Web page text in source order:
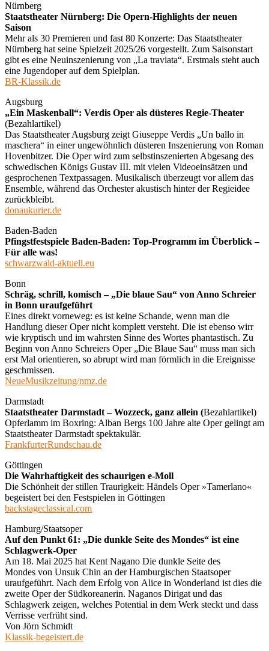
Nürnberg
Staatstheater Nürnberg: Die Opern-Highlights der neuen
Saison
Mehr als 30 Premieren und fast 80 Konzerte: Das Staatstheater
Nürnberg hat seine Spielzeit 2025/26 vorgestellt. Zum Saisonstart
gibt es eine Neuinszenierung von „La traviata“. Erstmals steht auch
eine Jugendoper auf dem Spielplan.
BR-Klassik.de
Augsburg
„Ein Maskenball“: Verdis Oper als düsteres Regie-Theater
(Bezahlartikel)
Das Staatstheater Augsburg zeigt Giuseppe Verdis „Un ballo in
maschera“ in einer ungewöhnlich düsteren Inszenierung von Roman
Hovenbitzer. Die Oper wird zum selbstinszenierten Abgesang des
schwedischen Königs Gustav III. mit vielen Videoeinsätzen und
gesprochenen Textpassagen. Musikalisch überzeugt vor allem das
Ensemble, während das Orchester akustisch hinter der Regieidee
zurückbleibt.
donaukurier.de
Baden-Baden
Pfingstfestspiele Baden-Baden: Top-Programm im Überblick –
Für alle was!
schwarzwald-aktuell.eu
Bonn
Schräg, schrill, komisch – „Die blaue Sau“ von Anno Schreier
in Bonn uraufgeführt
Eines direkt vorneweg: es ist keine Schande, wenn man die
Handlung dieser Oper nicht komplett versteht. Die ist ebenso wirr
wie kryptisch und im wahrsten Sinne des Wortes phantastisch. Zu
Beginn von Anno Schreiers Oper „Die Blaue Sau“ muss man sich
erst Mal orientieren, so abrupt wird man förmlich in die Ereignisse
geschmissen.
NeueMusikzeitung/nmz.de
Darmstadt
Staatstheater Darmstadt – Wozzeck, ganz allein (Bezahlartikel)
Opferlamm im Boxring: Alban Bergs 100 Jahre alte Oper gelingt am
Staatstheater Darmstadt spektakulär.
FrankfurterRundschau.de
Göttingen
Die Wahrhaftigkeit des schaurigen e-Moll
Die Schönheit der stillen Traurigkeit: Händels Oper »Tamerlano«
begeistert bei den Festspielen in Göttingen
backstageclassical.com
Hamburg/Staatsoper
Auf den Punkt 61: „Die dunkle Seite des Mondes“ ist eine
Schlagwerk-Oper
Am 18. Mai 2025 hat Kent Nagano Die dunkle Seite des
Mondes von Unsuk Chin an der Hamburgischen Staatsoper
uraufgeführt. Nach dem Erfolg von Alice in Wonderland ist dies die
zweite Oper der Südkoreanerin. Naganos Dirigat und das
Schlagwerk zeigen, welches Potential in dem Werk steckt und dass
Verrisse verfrüht sind.
Von Jörn Schmidt
Klassik-begeistert.de